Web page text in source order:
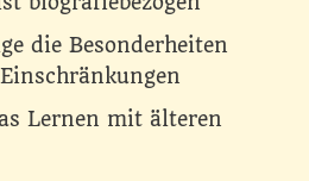
die Besonderheiten
Lernen mit älteren